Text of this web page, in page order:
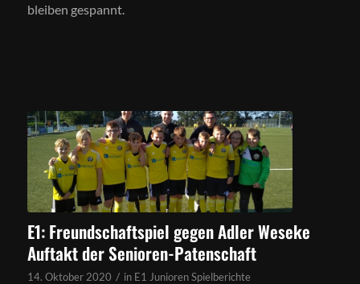
bleiben gespannt.
E1: Freundschaftspiel gegen Adler Weseke
Auftakt der Senioren-Patenschaft
14. Oktober 2020 / in E1 Junioren Spielberichte